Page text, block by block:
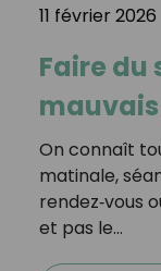
11 février 2026
Faire
mauvais
On connaît
matinale,
rendez‑vous
et pas le…